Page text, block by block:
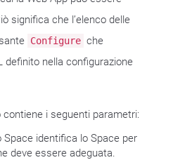
significa che l’elenco delle
Configure che
definito nella configurazione
contiene i seguenti parametri:
Space identifica lo Space per
deve essere adeguata.